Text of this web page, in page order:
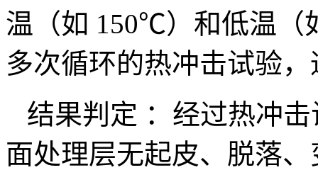
温（如 150℃）和低温（
多次循环的热冲击试验
结果判定 ：经过热冲
面处理层无起皮、脱落